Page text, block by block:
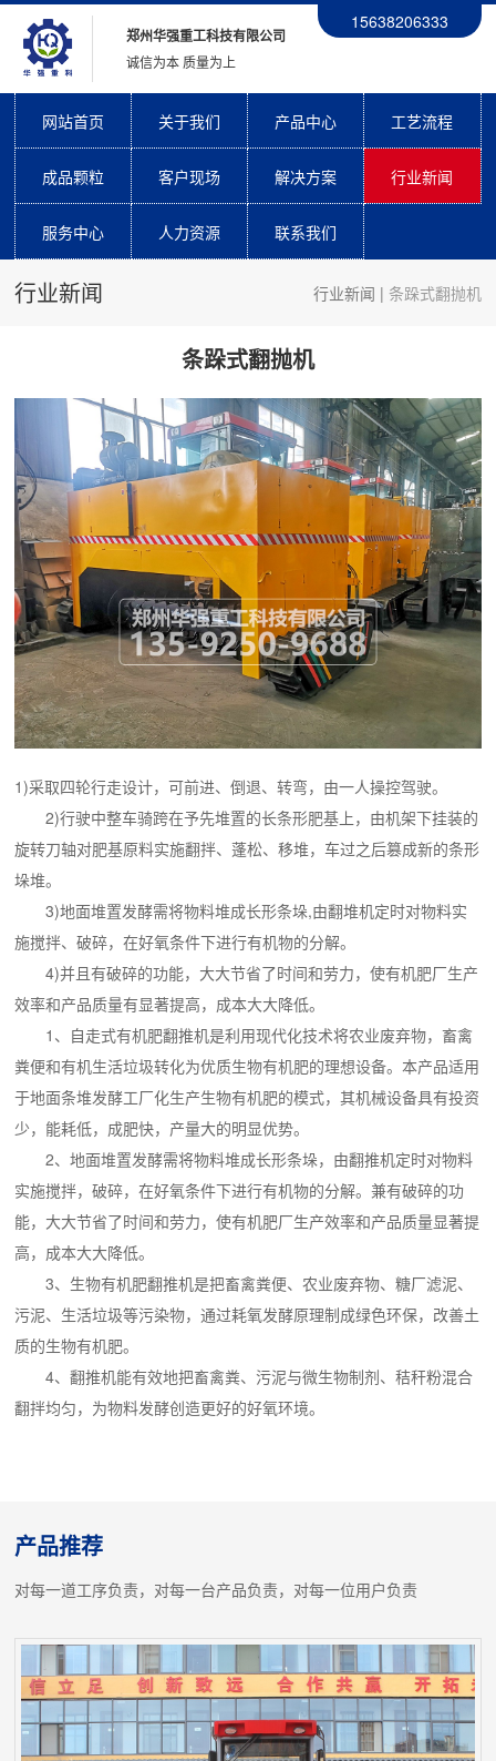
15638206333
郑州华强重工科技有限公司
诚信为本 质量为上
网站首页 关于我们 产品中心 工艺流程
成品颗粒 客户现场 解决方案 行业新闻
服务中心 人力资源 联系我们
行业新闻 行业新闻 | 条跺式翻抛机
条跺式翻抛机
1)采取四轮行走设计，可前进、倒退、转弯，由一人操控驾驶。
2)行驶中整车骑跨在予先堆置的长条形肥基上，由机架下挂装的
旋转刀轴对肥基原料实施翻拌、蓬松、移堆，车过之后篡成新的条形
垛堆。
3)地面堆置发酵需将物料堆成长形条垛,由翻堆机定时对物料实
施搅拌、破碎，在好氧条件下进行有机物的分解。
4)并且有破碎的功能，大大节省了时间和劳力，使有机肥厂生产
效率和产品质量有显著提高，成本大大降低。
1、自走式有机肥翻推机是利用现代化技术将农业废弃物，畜禽
粪便和有机生活垃圾转化为优质生物有机肥的理想设备。本产品适用
于地面条堆发酵工厂化生产生物有机肥的模式，其机械设备具有投资
少，能耗低，成肥快，产量大的明显优势。
2、地面堆置发酵需将物料堆成长形条垛，由翻推机定时对物料
实施搅拌，破碎，在好氧条件下进行有机物的分解。兼有破碎的功
能，大大节省了时间和劳力，使有机肥厂生产效率和产品质量显著提
高，成本大大降低。
3、生物有机肥翻推机是把畜禽粪便、农业废弃物、糖厂滤泥、
污泥、生活垃圾等污染物，通过耗氧发酵原理制成绿色环保，改善土
质的生物有机肥。
4、翻推机能有效地把畜禽粪、污泥与微生物制剂、秸秆粉混合
翻拌均匀，为物料发酵创造更好的好氧环境。
产品推荐
对每一道工序负责，对每一台产品负责，对每一位用户负责